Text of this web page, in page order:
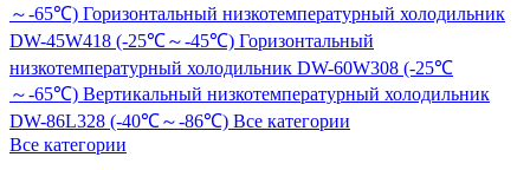
～-65℃) Горизонтальный низкотемпературный холодильник
DW-45W418 (-25℃～-45℃) Горизонтальный
низкотемпературный холодильник DW-60W308 (-25℃
～-65℃) Вертикальный низкотемпературный холодильник
DW-86L328 (-40℃～-86℃) Все категории
Все категории